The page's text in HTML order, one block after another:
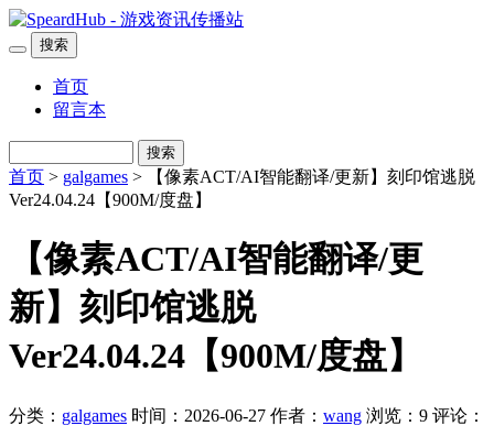
搜索
首页
留言本
搜索
首页 > galgames > 【像素ACT/AI智能翻译/更新】刻印馆逃脱
Ver24.04.24【900M/度盘】
【像素ACT/AI智能翻译/更
新】刻印馆逃脱
Ver24.04.24【900M/度盘】
分类： galgames 时间：2026-06-27 作者： wang 浏览：9 评论：